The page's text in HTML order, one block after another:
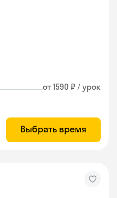
от 1590 ₽ / урок
Выбрать время